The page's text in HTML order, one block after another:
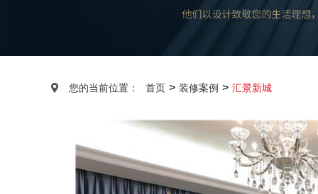
您的当前位置： 首页 > 装修案例 > 汇景新城